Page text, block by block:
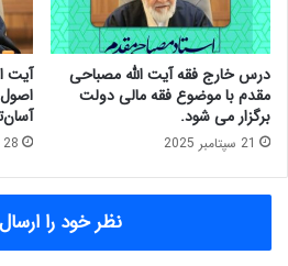
د
ی
؛
ا
ز
ک
ر
ی
و
ص
م
ص
ل
ح
ت
ر
ی
درس خارج فقه آیت الله مصباحی
مقدم با موضوع فقه مالی دولت
برگزار می شود.
21 سپتامبر 2025
آیت
اصول
28 فوریه 2025
نظر خود را